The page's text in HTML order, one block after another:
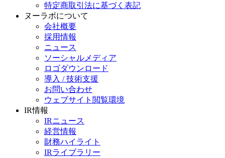
特定商取引法に基づく表記
ヌーラボについて
会社概要
採用情報
ニュース
ソーシャルメディア
ロゴダウンロード
導入 / 技術支援
お問い合わせ
ウェブサイト閲覧環境
IR情報
IRニュース
経営情報
財務ハイライト
IRライブラリー